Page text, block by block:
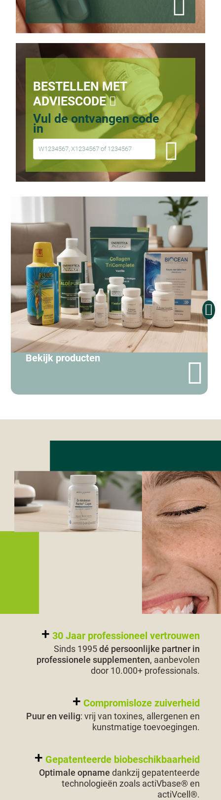
BESTELLEN MET
ADVIESCODE
Vul de ontvangen code
in
Bekijk producten
30 Jaar professioneel vertrouwen
Sinds 1995dé persoonlijke partner in
professionele supplementen, aanbevolen
door 10.000+ professionals.
Compromisloze zuiverheid
Puur en veilig: vrij van toxines, allergenen en
kunstmatige toevoegingen.
Gepatenteerde biobeschikbaarheid
Optimale opname dankzij gepatenteerde
technologieën zoals actiVbase® en
actiVcell®.